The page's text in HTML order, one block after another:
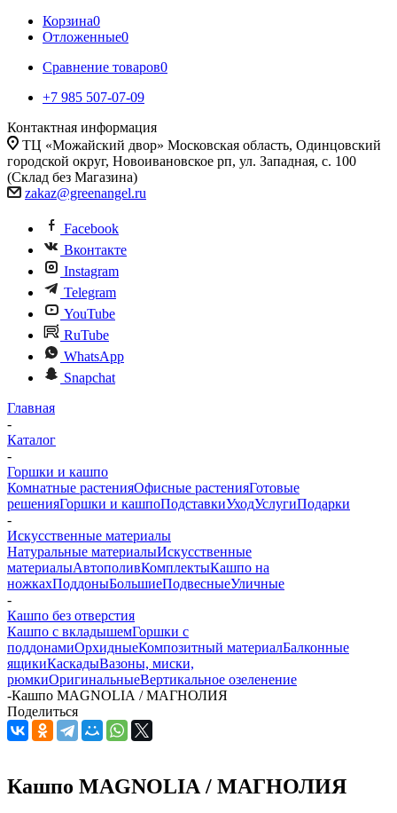
Корзина0
Отложенные0
Сравнение товаров0
+7 985 507-07-09
Контактная информация
ТЦ «Можайский двор» Московская область, Одинцовский
городской округ, Новоивановское рп, ул. Западная, с. 100
(Склад без Магазина)
zakaz@greenangel.ru
Facebook
Вконтакте
Instagram
Telegram
YouTube
RuTube
WhatsApp
Snapchat
Главная
-
Каталог
-
Горшки и кашпо
Комнатные растенияОфисные растенияГотовые
решенияГоршки и кашпоПодставкиУходУслугиПодарки
-
Искусственные материалы
Натуральные материалыИскусственные
материалыАвтополивКомплектыКашпо на
ножкахПоддоныБольшиеПодвесныеУличные
-
Кашпо без отверстия
Кашпо с вкладышемГоршки с
поддонамиОрхидныеКомпозитный материалБалконные
ящикиКаскадыВазоны, миски,
рюмкиОригинальныеВертикальное озеленение
-Кашпо MAGNOLIА / МАГНОЛИЯ
Поделиться
Кашпо MAGNOLIА / МАГНОЛИЯ